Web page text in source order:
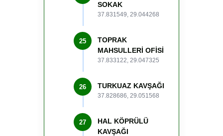
SOKAK
37.831549, 29.044268
25
TOPRAK
MAHSULLERİ OFİSİ
37.833122, 29.047325
26 TURKUAZ KAVŞAĞI
37.828686, 29.051568
27
HAL KÖPRÜLÜ
KAVŞAĞI